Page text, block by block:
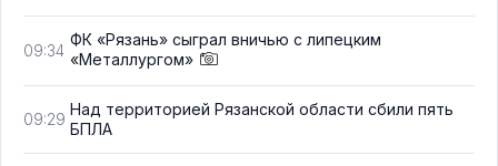
09:34
ФК «Рязань» сыграл вничью с липецким
«Металлургом»
09:29
Над территорией Рязанской области сбили пять
БПЛА